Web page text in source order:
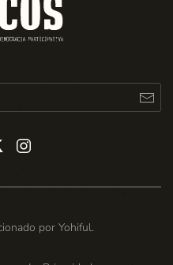
por Yohiful.